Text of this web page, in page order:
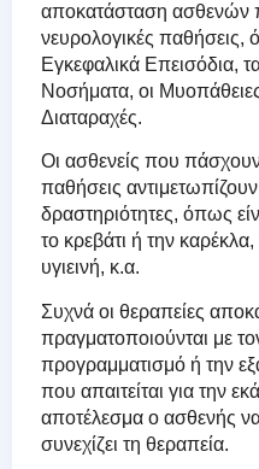
αποκατάσταση
νευρολογικές παθήσεις,
Εγκεφαλικά Επεισόδια,
Νοσήματα, οι
Διαταραχές.
Οι ασθενείς που
παθήσεις
δραστηριότητες, όπως
το κρεβάτι ή την
υγιεινή, κ.α.
Συχνά οι θεραπείες
πραγματοποιούνται με
προγραμματισμό ή την
που απαιτείται για την
αποτέλεσμα ο ασθενής
συνεχίζει τη θεραπεία.